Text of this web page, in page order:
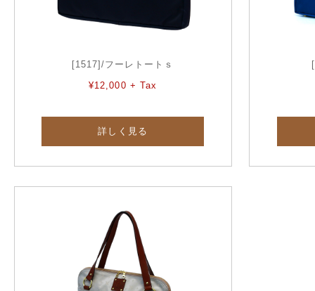
[1517]/フーレトートｓ
¥12,000 + Tax
詳しく見る